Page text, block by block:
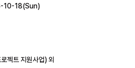
10-18(Sun)
젝트 지원사업) 외